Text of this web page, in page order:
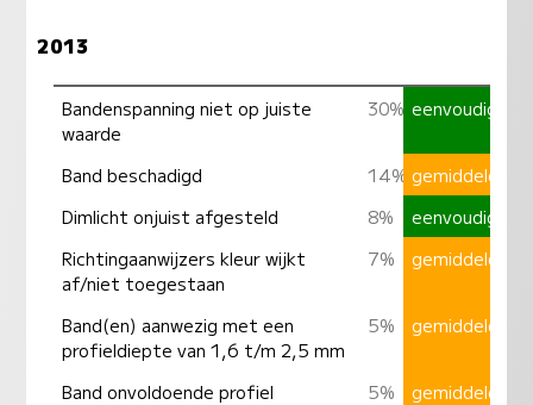
2013
Bandenspanning niet op juiste
waarde
30% eenvoudig
Band beschadigd 14% gemiddeld
Dimlicht onjuist afgesteld
8%
eenvoudig
Richtingaanwijzers kleur wijkt
af/niet toegestaan
7% gemiddeld
Band(en) aanwezig met een
profieldiepte van 1,6 t/m 2,5 mm
5% gemiddeld
Band onvoldoende profiel 5%
gemiddeld